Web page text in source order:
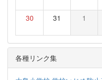
30 31 1
各種リンク集